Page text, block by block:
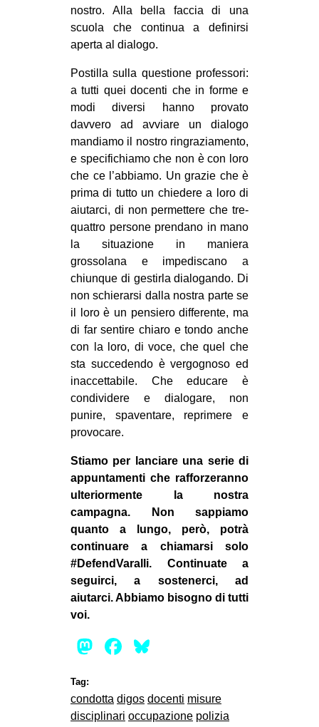
nostro. Alla bella faccia di una
scuola che continua a definirsi
aperta al dialogo.
Postilla sulla questione professori:
a tutti quei docenti che in forme e
modi diversi hanno provato
davvero ad avviare un dialogo
mandiamo il nostro ringraziamento,
e specifichiamo che non è con loro
che ce l’abbiamo. Un grazie che è
prima di tutto un chiedere a loro di
aiutarci, di non permettere che tre-
quattro persone prendano in mano
la situazione in maniera
grossolana e impediscano a
chiunque di gestirla dialogando. Di
non schierarsi dalla nostra parte se
il loro è un pensiero differente, ma
di far sentire chiaro e tondo anche
con la loro, di voce, che quel che
sta succedendo è vergognoso ed
inaccettabile. Che educare è
condividere e dialogare, non
punire, spaventare, reprimere e
provocare.
Stiamo per lanciare una serie di
appuntamenti che rafforzeranno
ulteriormente la nostra
campagna. Non sappiamo
quanto a lungo, però, potrà
continuare a chiamarsi solo
#DefendVaralli. Continuate a
seguirci, a sostenerci, ad
aiutarci. Abbiamo bisogno di tutti
voi.
Mastodon
Facebook
Tag:
condotta digos docenti misure
disciplinari occupazione polizia